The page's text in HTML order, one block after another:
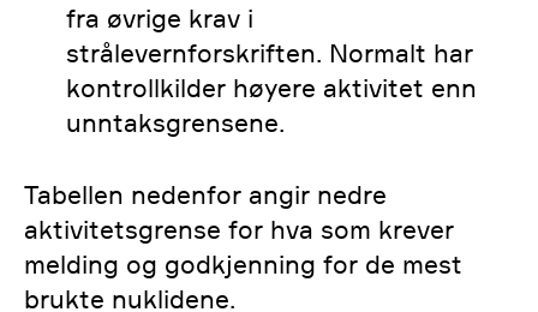
fra øvrige krav i
strålevernforskriften. Normalt har
kontrollkilder høyere aktivitet enn
unntaksgrensene.
Tabellen nedenfor angir nedre
aktivitetsgrense for hva som krever
melding og godkjenning for de mest
brukte nuklidene.